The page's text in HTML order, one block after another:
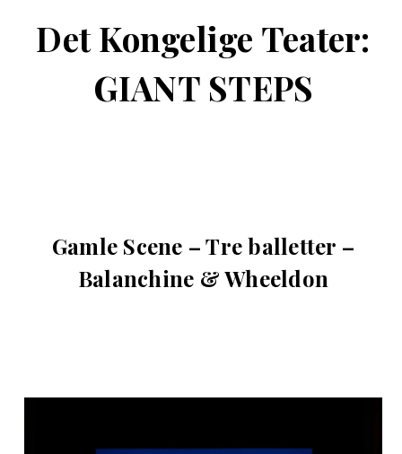
Det Kongelige Teater:
GIANT STEPS
Gamle Scene – Tre balletter –
Balanchine & Wheeldon